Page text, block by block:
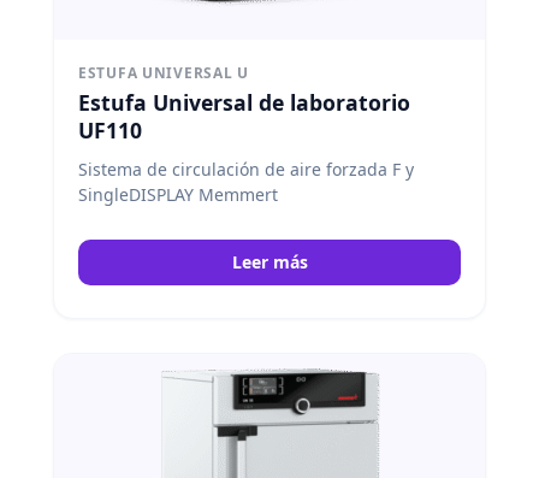
ESTUFA UNIVERSAL U
Estufa Universal de laboratorio
UF110
Sistema de circulación de aire forzada F y
SingleDISPLAY Memmert
Leer más